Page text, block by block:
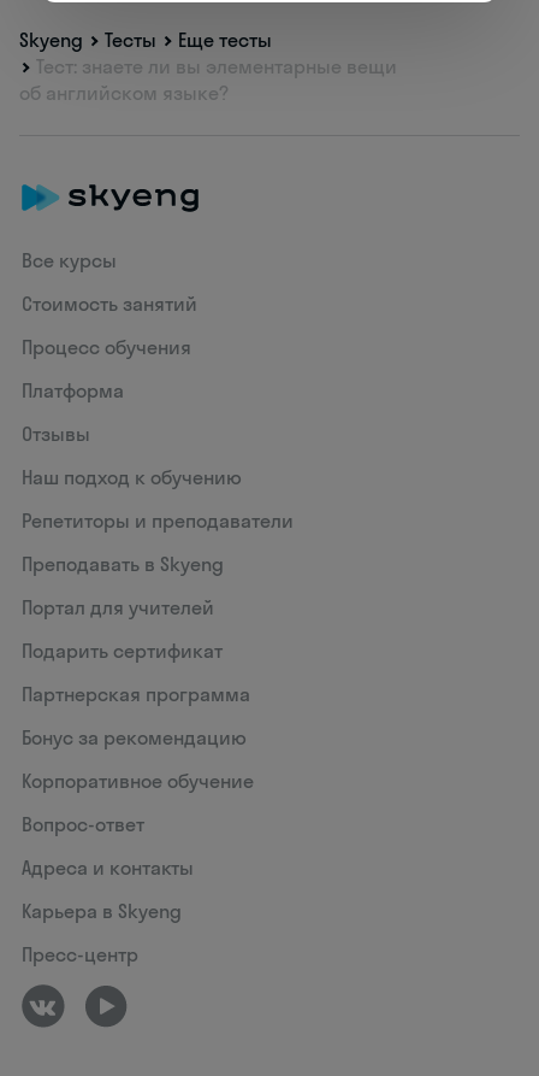
Skyeng Тесты
Еще тесты
Тест: знаете ли вы элементарные вещи
об английском языке?
Все курсы
Стоимость занятий
Процесс обучения
Платформа
Отзывы
Наш подход к обучению
Репетиторы и преподаватели
Преподавать в Skyeng
Портал для учителей
Подарить сертификат
Партнерская программа
Бонус за рекомендацию
Корпоративное обучение
Вопрос-ответ
Адреса и контакты
Карьера в Skyeng
Пресс-центр